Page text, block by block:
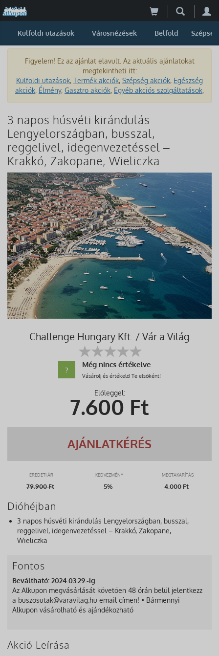
Külföldi utazások Városnézések Belföld Szépség
Figyelem! Ez az ajánlat elavult. Az aktuális ajánlatokat
megtekintheti itt:
Külföldi utazások, Termék akciók, Szépség akciók, Egészség
akciók, Élmény, Gasztro akciók, Egyéb akciós szolgáltatások,
3 napos húsvéti kirándulás
Lengyelországban, busszal,
reggelivel, idegenvezetéssel –
Krakkó, Zakopane, Wieliczka
Challenge Hungary Kft. / Vár a Világ
?
Még nincs értékelve
Vásárolj és értékeld Te elsőként!
Előleggel:
7.600 Ft
AJÁNLATKÉRÉS
EREDETI ÁR KEDVEZMÉNY MEGTAKARÍTÁS
79.900Ft 5% 4.000 Ft
Dióhéjban
3 napos húsvéti kirándulás Lengyelországban, busszal,
reggelivel, idegenvezetéssel – Krakkó, Zakopane,
Wieliczka
Fontos
Beváltható: 2024.03.29.-ig
Az Alkupon megvásárlását követően 48 órán belül jelentkezz
a buszosutak@varavilag.hu email címen! • Bármennyi
Alkupon vásárolható és ajándékozható
Akció Leírása